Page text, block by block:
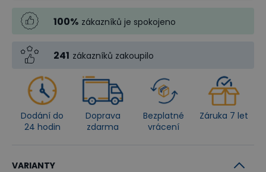
100% zákazníků je spokojeno
241 zákazníků zakoupilo
Dodání do
24 hodin
Doprava
zdarma
Bezplatné
vrácení
Záruka 7 let
VARIANTY